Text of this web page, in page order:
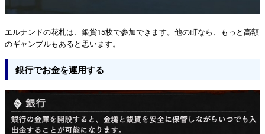
エルナンドの花札は、銀貨15枚で参加できます。他の町なら、もっと高額
のギャンブルもあると思います。
銀行でお金を運用する